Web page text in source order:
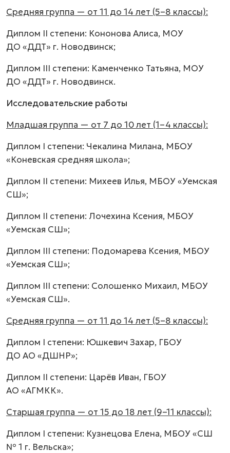
Средняя группа — от 11 до 14 лет (5–8 классы):
Диплом II степени: Кононова Алиса, МОУ
ДО «ДДТ» г. Новодвинск;
Диплом III степени: Каменченко Татьяна, МОУ
ДО «ДДТ» г. Новодвинск.
Исследовательские работы
Младшая группа — от 7 до 10 лет (1–4 классы):
Диплом I степени: Чекалина Милана, МБОУ
«Коневская средняя школа»;
Диплом II степени: Михеев Илья, МБОУ «Уемская
СШ»;
Диплом II степени: Лочехина Ксения, МБОУ
«Уемская СШ»;
Диплом III степени: Подомарева Ксения, МБОУ
«Уемская СШ»;
Диплом III степени: Солошенко Михаил, МБОУ
«Уемская СШ».
Средняя группа — от 11 до 14 лет (5–8 классы):
Диплом I степени: Юшкевич Захар, ГБОУ
ДО АО «ДШНР»;
Диплом II степени: Царёв Иван, ГБОУ
АО «АГМКК».
Старшая группа — от 15 до 18 лет (9–11 классы):
Диплом I степени: Кузнецова Елена, МБОУ «СШ
№ 1 г. Вельска»;